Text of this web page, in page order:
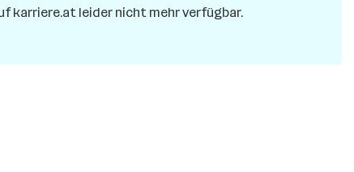
karriere.at leider nicht mehr verfügbar.